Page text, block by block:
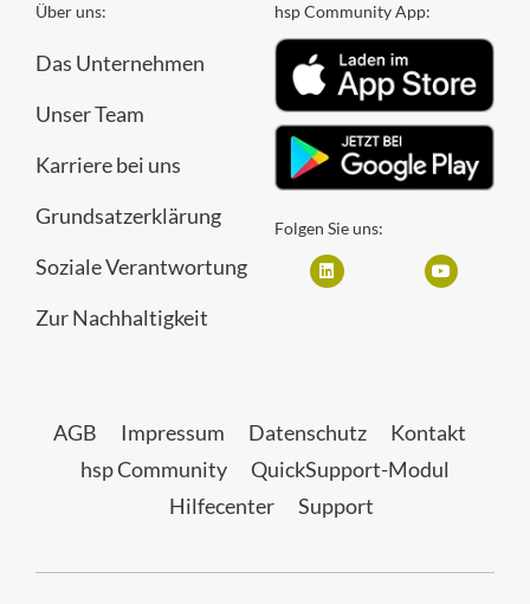
Über uns:
Das Unternehmen
Unser Team
Karriere bei uns
Grundsatzerklärung
Soziale Verantwortung
Zur Nachhaltigkeit
hsp Community App:
Folgen Sie uns:
AGB Impressum Datenschutz
Kontakt
hsp Community
QuickSupport-Modul
Hilfecenter
Support